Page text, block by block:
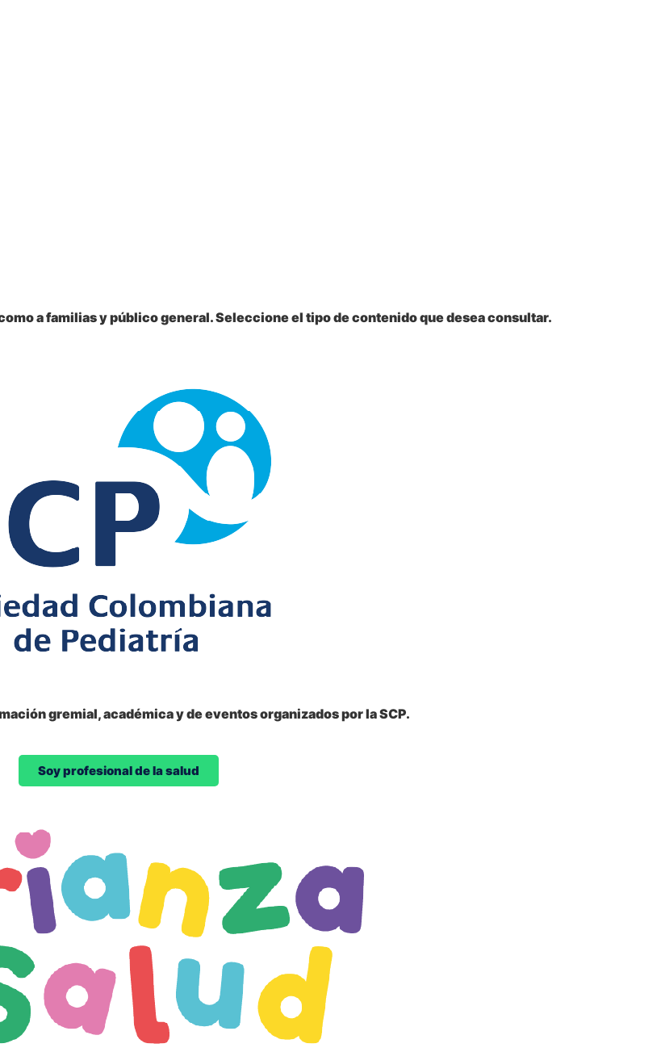
a familias y público general. Seleccione el tipo de contenido que desea consultar.
gremial, académica y de eventos organizados por la SCP.
Soy profesional de la salud